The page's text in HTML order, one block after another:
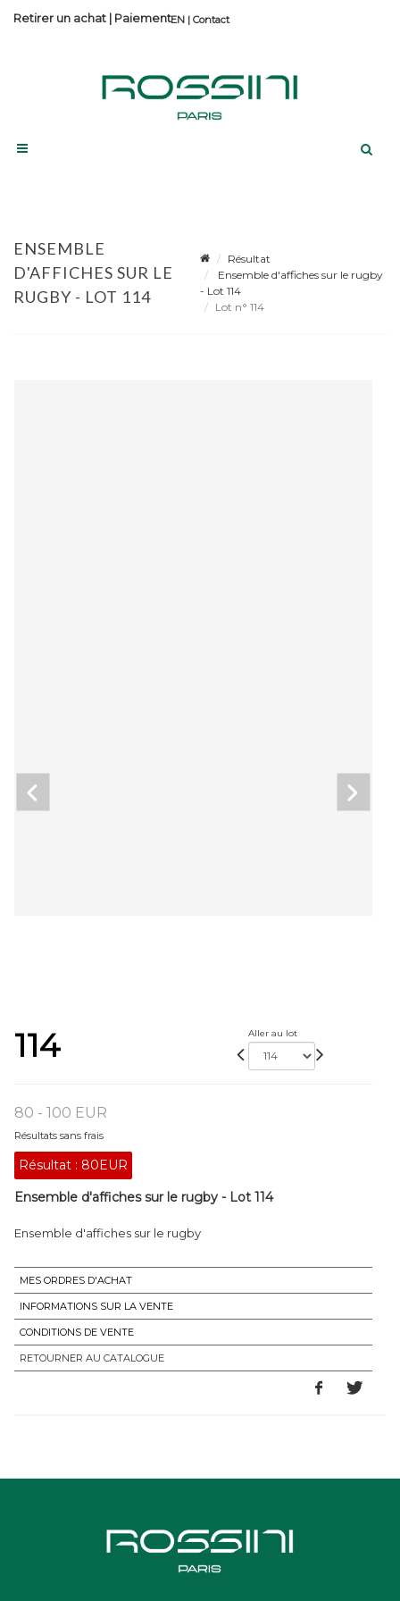
Contact
Retirer un achat | Paiement
ENSEMBLE
D'AFFICHES SUR LE
RUGBY - LOT 114
Résultat
Ensemble d'affiches sur le rugby
- Lot 114
Lot n° 114
114 Aller au lot
80 - 100 EUR
Résultats sans frais
Résultat : 80EUR
Ensemble d'affiches sur le rugby - Lot 114
Ensemble d'affiches sur le rugby
MES ORDRES D'ACHAT
INFORMATIONS SUR LA VENTE
CONDITIONS DE VENTE
RETOURNER AU CATALOGUE